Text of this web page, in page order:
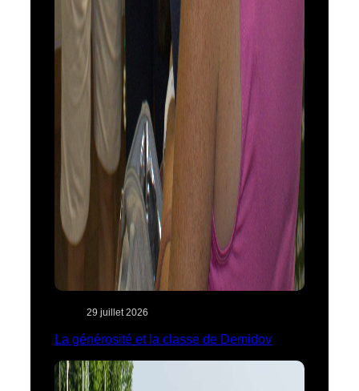
29 juillet 2026
La générosité et la classe de Demidov